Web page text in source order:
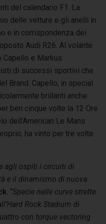
del calendario F1. La
delle vetture e gli anelli in
e in corrispondenza dei
Audi R26. Al volante
e Markus
di successi sportivi che
Brand. Capello, in special
brillanti anche
ben cinque volte la 12 Ore
dell’American Le Mans
ha vinto per tre volte
agli ospiti i circuiti di
e il dinamismo di nuova
. “Specie nelle curve strette
Rock Stadium di
con torque vectoring